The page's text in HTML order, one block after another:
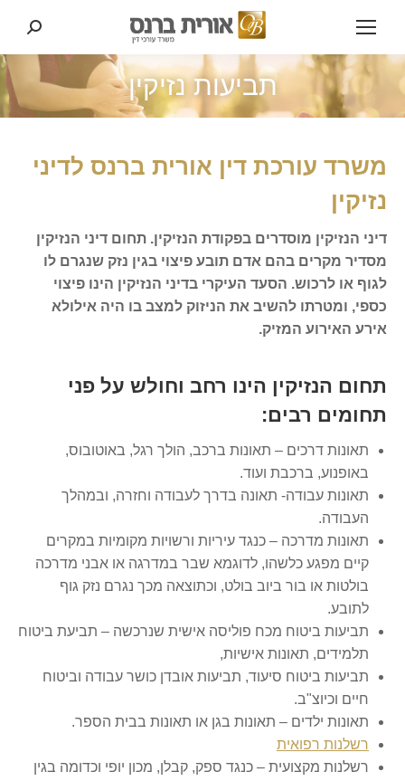
תביעות נזיקין
משרד עורכת דין אורית ברנס לדיני
נזיקין
דיני הנזיקין מוסדרים בפקודת הנזיקין. תחום דיני הנזיקין
מסדיר מקרים בהם אדם תובע פיצוי בגין נזק שנגרם לו
לגוף או לרכוש. הסעד העיקרי בדיני הנזיקין הינו פיצוי
כספי, ומטרתו להשיב את הניזוק למצב בו היה אילולא
אירע האירוע המזיק.
תחום הנזיקין הינו רחב וחולש על פני
תחומים רבים:
תאונות דרכים – תאונות ברכב, הולך רגל, באוטובוס,
באופנוע, ברכבת ועוד.
תאונות עבודה- תאונה בדרך לעבודה וחזרה, ובמהלך
העבודה.
תאונות מדרכה – כנגד עיריות ורשויות מקומיות במקרים
קיים מפגע כלשהו, לדוגמא שבר במדרגה או אבני מדרכה
בולטות או בור ביוב בולט, וכתוצאה מכך נגרם נזק גוף
לתובע.
תביעות ביטוח מכח פוליסה אישית שנרכשה – תביעת ביטוח
תלמידים, תאונות אישיות,
תביעות ביטוח סיעוד, תביעות אובדן כושר עבודה וביטוח
חיים וכיוצ"ב.
תאונות ילדים – תאונות בגן או תאונות בבית הספר.
רשלנות רפואית
רשלנות מקצועית – כנגד ספק, קבלן, מכון יופי וכדומה בגין